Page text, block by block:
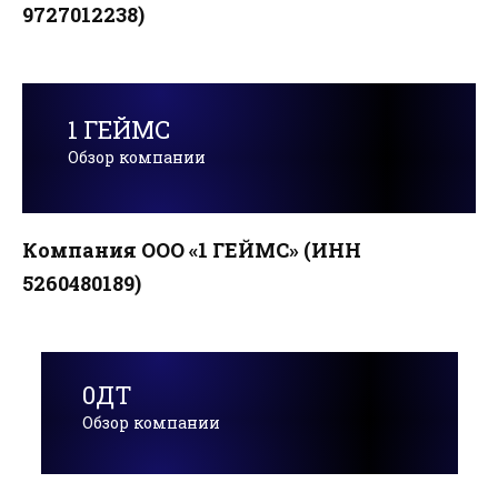
9727012238)
1 ГЕЙМС
Обзор компании
Компания ООО «1 ГЕЙМС» (ИНН
5260480189)
0ДТ
Обзор компании